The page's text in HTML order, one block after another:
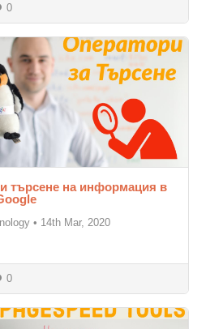
0
търсене на информация в
• 14th Mar, 2020
0